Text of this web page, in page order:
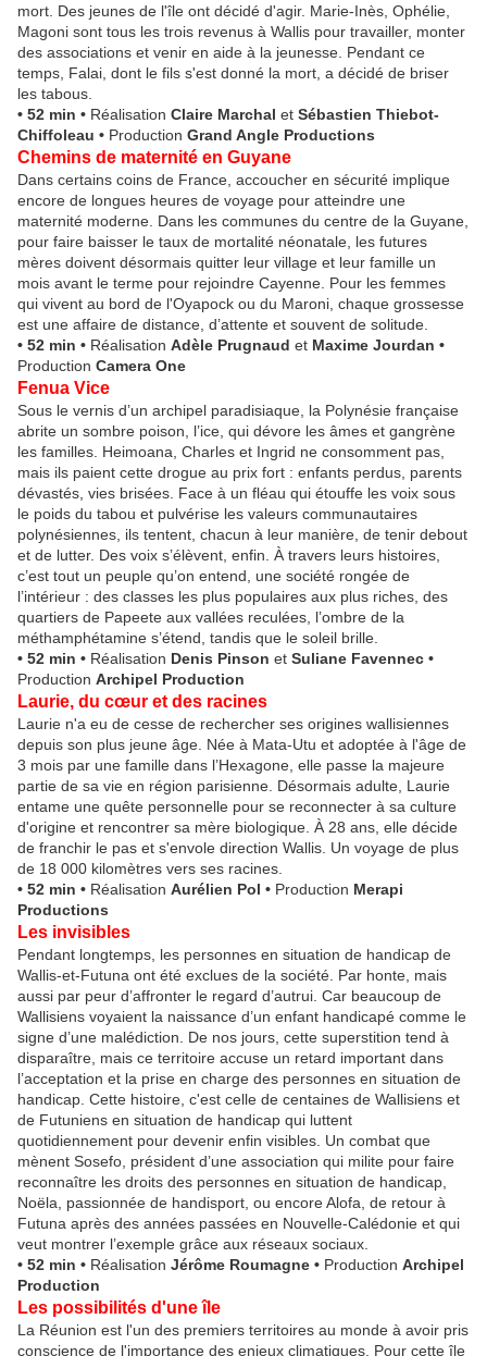
mort. Des jeunes de l'île ont décidé d'agir. Marie-Inès, Ophélie,
Magoni sont tous les trois revenus à Wallis pour travailler, monter
des associations et venir en aide à la jeunesse. Pendant ce
temps, Falai, dont le fils s'est donné la mort, a décidé de briser
les tabous.
• 52 min • Réalisation Claire Marchal et Sébastien Thiebot-
Chiffoleau • Production Grand Angle Productions
Chemins de maternité en Guyane
Dans certains coins de France, accoucher en sécurité implique
encore de longues heures de voyage pour atteindre une
maternité moderne. Dans les communes du centre de la Guyane,
pour faire baisser le taux de mortalité néonatale, les futures
mères doivent désormais quitter leur village et leur famille un
mois avant le terme pour rejoindre Cayenne. Pour les femmes
qui vivent au bord de l'Oyapock ou du Maroni, chaque grossesse
est une affaire de distance, d’attente et souvent de solitude.
• 52 min • Réalisation Adèle Prugnaud et Maxime Jourdan •
Production Camera One
Fenua Vice
Sous le vernis d’un archipel paradisiaque, la Polynésie française
abrite un sombre poison, l’ice, qui dévore les âmes et gangrène
les familles. Heimoana, Charles et Ingrid ne consomment pas,
mais ils paient cette drogue au prix fort : enfants perdus, parents
dévastés, vies brisées. Face à un fléau qui étouffe les voix sous
le poids du tabou et pulvérise les valeurs communautaires
polynésiennes, ils tentent, chacun à leur manière, de tenir debout
et de lutter. Des voix s’élèvent, enfin. À travers leurs histoires,
c’est tout un peuple qu’on entend, une société rongée de
l’intérieur : des classes les plus populaires aux plus riches, des
quartiers de Papeete aux vallées reculées, l’ombre de la
méthamphétamine s’étend, tandis que le soleil brille.
• 52 min • Réalisation Denis Pinson et Suliane Favennec •
Production Archipel Production
Laurie, du cœur et des racines
Laurie n'a eu de cesse de rechercher ses origines wallisiennes
depuis son plus jeune âge. Née à Mata-Utu et adoptée à l'âge de
3 mois par une famille dans l’Hexagone, elle passe la majeure
partie de sa vie en région parisienne. Désormais adulte, Laurie
entame une quête personnelle pour se reconnecter à sa culture
d'origine et rencontrer sa mère biologique. À 28 ans, elle décide
de franchir le pas et s'envole direction Wallis. Un voyage de plus
de 18 000 kilomètres vers ses racines.
• 52 min • Réalisation Aurélien Pol • Production Merapi
Productions
Les invisibles
Pendant longtemps, les personnes en situation de handicap de
Wallis-et-Futuna ont été exclues de la société. Par honte, mais
aussi par peur d’affronter le regard d’autrui. Car beaucoup de
Wallisiens voyaient la naissance d’un enfant handicapé comme le
signe d’une malédiction. De nos jours, cette superstition tend à
disparaître, mais ce territoire accuse un retard important dans
l’acceptation et la prise en charge des personnes en situation de
handicap. Cette histoire, c'est celle de centaines de Wallisiens et
de Futuniens en situation de handicap qui luttent
quotidiennement pour devenir enfin visibles. Un combat que
mènent Sosefo, président d’une association qui milite pour faire
reconnaître les droits des personnes en situation de handicap,
Noëla, passionnée de handisport, ou encore Alofa, de retour à
Futuna après des années passées en Nouvelle-Calédonie et qui
veut montrer l’exemple grâce aux réseaux sociaux.
• 52 min • Réalisation Jérôme Roumagne • Production Archipel
Production
Les possibilités d'une île
La Réunion est l'un des premiers territoires au monde à avoir pris
conscience de l'importance des enjeux climatiques. Pour cette île